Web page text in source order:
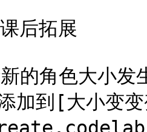
后拓展
的角色大小发
加到[大小变